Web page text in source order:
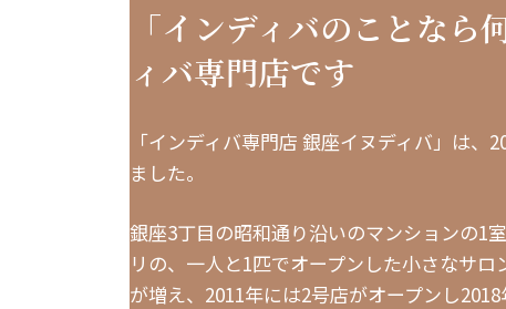
「インディバのことなら
ィバ専門店です
「インディバ専門店 銀座イヌディバ」は、
ました。
銀座3丁目の昭和通り沿いのマンションの1
リの、一人と1匹でオープンした小さなサ
が増え、2011年には2号店がオープンし